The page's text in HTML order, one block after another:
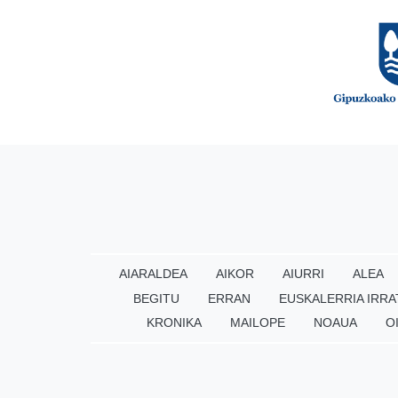
AIARALDEA AIKOR AIURRI ALEA
BEGITU
ERRAN EUSKALERRIA
KRONIKA
MAILOPE NOAUA